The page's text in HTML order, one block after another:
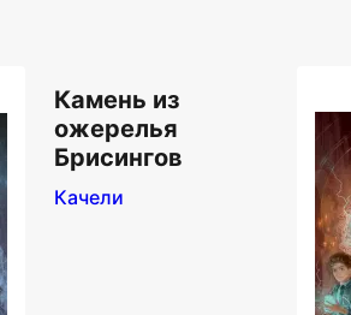
Камень из
ожерелья
Брисингов
Качели